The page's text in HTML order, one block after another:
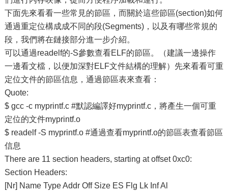
下面先來看看一些常見的節區，而關於這些節區(section)如何
通過重定位構成成不同的段(Segments)，以及有哪些常規的
段，我們將在鏈接部分進一步介紹。
可以通過readelf的-S參數查看ELF的節區。（建議一邊操作
一邊看文檔，以便加深對ELF文件結構的理解）先來看看可重
定位文件的節區信息，通過節區表來查看：
Quote:
$ gcc -c myprintf.c #默認編譯好myprintf.c，將產生一個可重
定位的文件myprintf.o
$ readelf -S myprintf.o #通過查看myprintf.o的節區表查看節區
信息
There are 11 section headers, starting at offset 0xc0:
Section Headers:
[Nr] Name Type Addr Off Size ES Flg Lk Inf Al